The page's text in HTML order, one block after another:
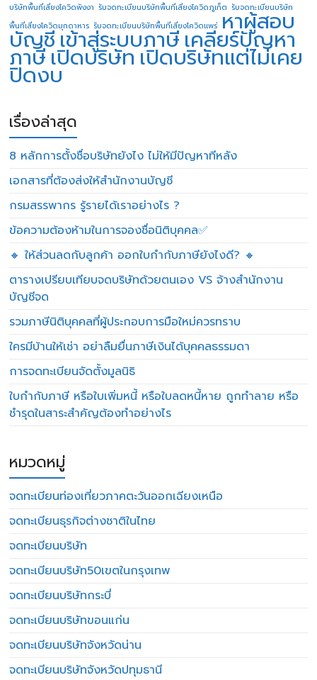
บริษัทพื้นที่เสี่ยงโควิดพังงา รับจดทะเบียนบริษัทพื้นที่เสี่ยงโควิดภูเก็ต รับจดทะเบียนบริษัท
พื้นที่เสี่ยงโควิดมุกดาหาร รับจดทะเบียนบริษัทพื้นที่เสี่ยงโควิดแพร่ หาผู้สอบ
บัญชี เข้าสู่ระบบภาษี เคลียร์ปัญหา
ภาษีเปิดบริษัทเปิดบริษัทแต่ไม่เคย
ปิดงบ
เรื่องล่าสุด
8 หลักการตั้งชื่อบริษัทยังไง ไม่ให้มีปัญหาทีหลัง
เอกสารที่ต้องส่งให้สำนักงานบัญชี
กรมสรรพากร รู้รายได้เราอย่างไร ?
ข้อความต้องห้ามในการจองชื่อนิติบุคคล✅
🔸 ให้ส่วนลดกับลูกค้า ออกใบกำกับภาษียังไงดี? 🔸
ตารางเปรียบเทียบจดบริษัทด้วยตนเอง VS จ้างสำนักงาน
บัญชีจด
รวมภาษีนิติบุคคลที่ผู้ประกอบการมือใหม่ควรทราบ
ใครมีบ้านให้เช่า อย่าลืมยื่นภาษีเงินได้บุคคลธรรมดา
การจดทะเบียนจัดตั้งมูลนิธิ
ใบกำกับภาษี หรือใบเพิ่มหนี้ หรือใบลดหนี้หาย ถูกทำลาย หรือ
ชำรุดในสาระสำคัญต้องทำอย่างไร
หมวดหมู่
จดทะเบียนท่องเที่ยวภาคตะวันออกเฉียงเหนือ
จดทะเบียนธุรกิจต่างชาติในไทย
จดทะเบียนบริษัท
จดทะเบียนบริษัท50เขตในกรุงเทพ
จดทะเบียนบริษัทกระบี่
จดทะเบียนบริษัทขอนแก่น
จดทะเบียนบริษัทจังหวัดน่าน
จดทะเบียนบริษัทจังหวัดปทุมธานี